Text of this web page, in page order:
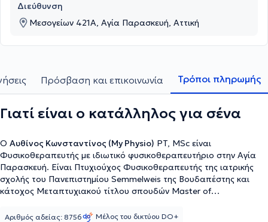
Διεύθυνση
Μεσογείων 421Α, Αγία Παρασκευή, Αττική
Πρόσβαση και επικοινωνία Τρόποι πληρωμής
Γιατί είναι ο κατάλληλος για σένα
Ο Αυθίνος Κωνσταντίνος (My Physio) PT, MSc είναι
Φυσικοθεραπευτής με ιδιωτικό φυσικοθεραπευτήριο στην Αγία
Παρασκευή. Είναι Πτυχιούχος Φυσικοθεραπευτής της ιατρικής
σχολής του Πανεπιστημίου Semmelweis της Βουδαπέστης και
κάτοχος Μεταπτυχιακού τίτλου σπουδών​ Master of
Katholieke Universiteit Leuven του Βελγίου, ενώ οι σπουδές του
Αριθμός αδείας: 8756 Μέλος του δικτύου DO+